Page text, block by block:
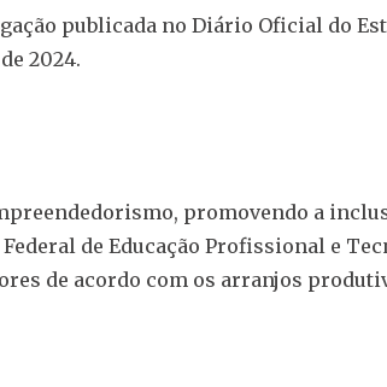
publicada no Diário Oficial do
2024.
promovendo a
de Educação Profissional e
de acordo com os arranjos